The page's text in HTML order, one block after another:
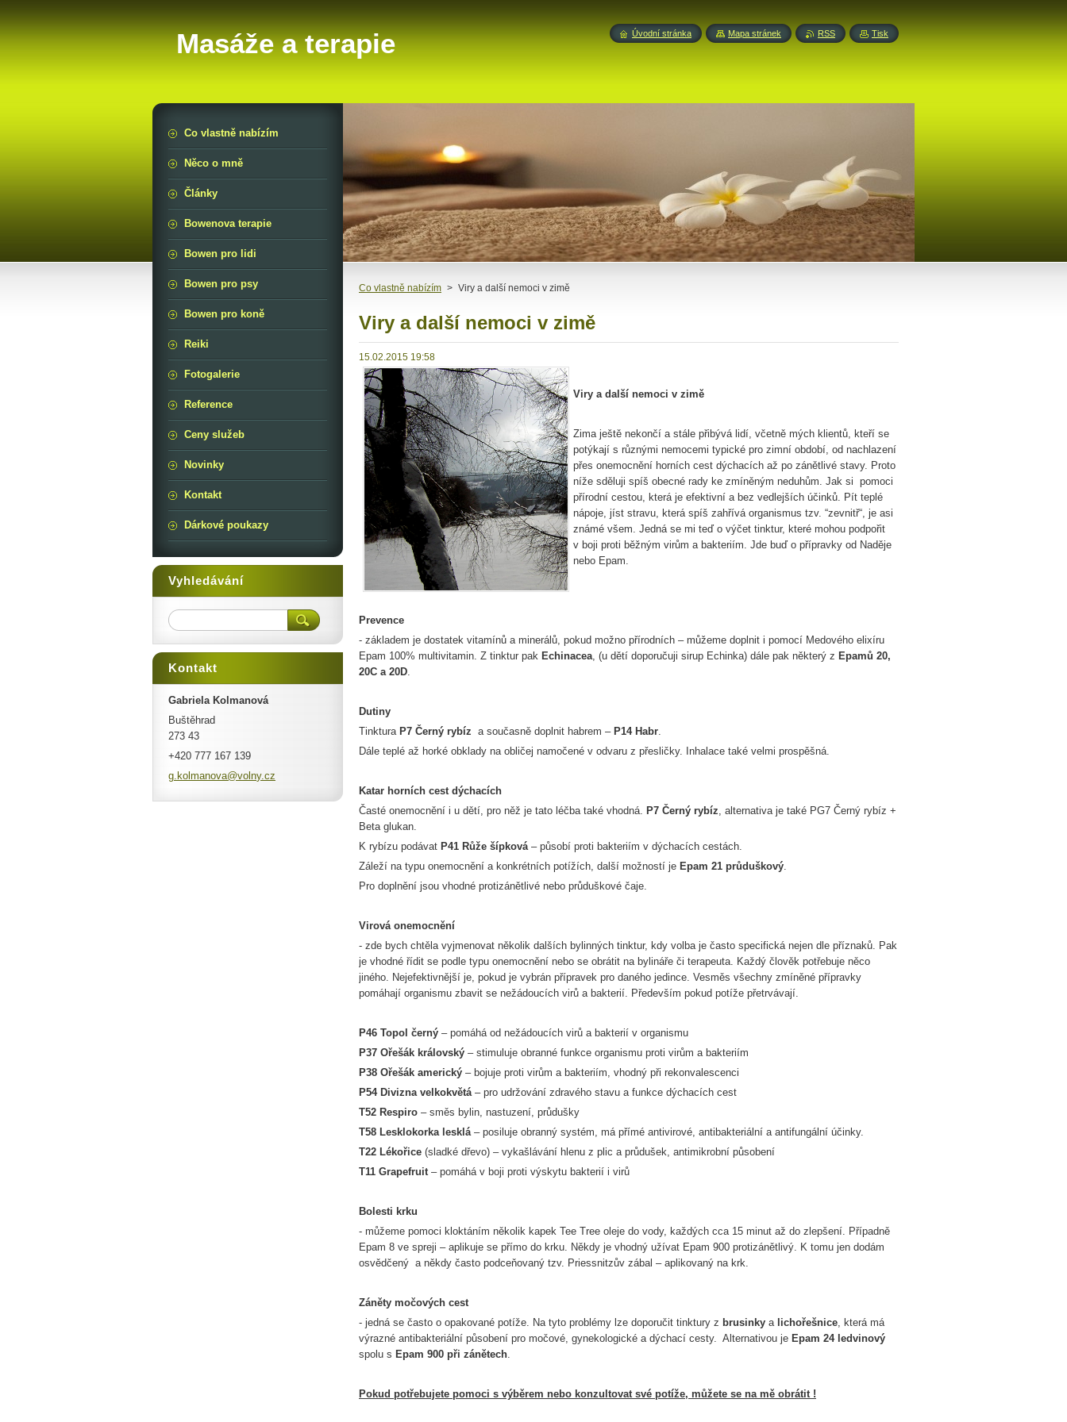
Masáže a terapie
Co vlastně nabízím > Viry a další nemoci v zimě
Viry a další nemoci v zimě
15.02.2015 19:58
Viry a další nemoci v zimě
Zima ještě nekončí a stále přibývá lidí, včetně mých klientů, kteří se
potýkají s různými nemocemi typické pro zimní období, od nachlazení
přes onemocnění horních cest dýchacích až po zánětlivé stavy. Proto
níže sděluji spíš obecné rady ke zmíněným neduhům. Jak si pomoci
přírodní cestou, která je efektivní a bez vedlejších účinků. Pít teplé
nápoje, jíst stravu, která spíš zahřívá organismus tzv. “zevnitř“, je asi
známé všem. Jedná se mi teď o výčet tinktur, které mohou podpořit
v boji proti běžným virům a bakteriím. Jde buď o přípravky od Naděje
nebo Epam.
Prevence
- základem je dostatek vitamínů a minerálů, pokud možno přírodních – můžeme doplnit i pomocí Medového elixíru
Epam 100% multivitamin. Z tinktur pak Echinacea, (u dětí doporučuji sirup Echinka) dále pak některý z Epamů 20,
20C a 20D.
Dutiny
Tinktura P7 Černý rybíz a současně doplnit habrem – P14 Habr.
Dále teplé až horké obklady na obličej namočené v odvaru z přesličky. Inhalace také velmi prospěšná.
Katar horních cest dýchacích
Časté onemocnění i u dětí, pro něž je tato léčba také vhodná. P7 Černý rybíz, alternativa je také PG7 Černý rybíz +
Beta glukan.
K rybízu podávat P41 Růže šípková– působí proti bakteriím v dýchacích cestách.
Záleží na typu onemocnění a konkrétních potížích, další možností je Epam 21 průduškový.
Pro doplnění jsou vhodné protizánětlivé nebo průduškové čaje.
Virová onemocnění
- zde bych chtěla vyjmenovat několik dalších bylinných tinktur, kdy volba je často specifická nejen dle příznaků. Pak
je vhodné řídit se podle typu onemocnění nebo se obrátit na bylináře či terapeuta. Každý člověk potřebuje něco
jiného. Nejefektivnější je, pokud je vybrán přípravek pro daného jedince. Vesměs všechny zmíněné přípravky
pomáhají organismu zbavit se nežádoucích virů a bakterií. Především pokud potíže přetrvávají.
P46 Topol černý – pomáhá od nežádoucích virů a bakterií v organismu
P37 Ořešák královský – stimuluje obranné funkce organismu proti virům a bakteriím
P38 Ořešák americký – bojuje proti virům a bakteriím, vhodný při rekonvalescenci
P54 Divizna velkokvětá– pro udržování zdravého stavu a funkce dýchacích cest
T52 Respiro – směs bylin, nastuzení, průdušky
T58 Lesklokorka lesklá– posiluje obranný systém, má přímé antivirové, antibakteriální a antifungální účinky.
T22 Lékořice (sladké dřevo) – vykašlávání hlenu z plic a průdušek, antimikrobní působení
T11 Grapefruit– pomáhá v boji proti výskytu bakterií i virů
Bolesti krku
- můžeme pomoci kloktáním několik kapek Tee Tree oleje do vody, každých cca 15 minut až do zlepšení. Případně
Epam 8 ve spreji – aplikuje se přímo do krku. Někdy je vhodný užívat Epam 900 protizánětlivý. K tomu jen dodám
osvědčený a někdy často podceňovaný tzv. Priessnitzův zábal – aplikovaný na krk.
Záněty močových cest
- jedná se často o opakované potíže. Na tyto problémy lze doporučit tinktury z brusinky a lichořešnice, která má
výrazné antibakteriální působení pro močové, gynekologické a dýchací cesty. Alternativou je Epam 24 ledvinový
spolu s Epam 900 při zánětech.
Pokud potřebujete pomoci s výběrem nebo konzultovat své potíže, můžete se na mě obrátit !
Co vlastně nabízím
Něco o mně
Články
Bowenova terapie
Bowen pro lidi
Bowen pro psy
Bowen pro koně
Reiki
Fotogalerie
Reference
Ceny služeb
Novinky
Kontakt
Dárkové poukazy
Vyhledávání
Kontakt
Gabriela Kolmanová
Buštěhrad
273 43
+420 777 167 139
g.kolmanova@volny.cz
Úvodní stránka Mapa stránek RSS Tisk